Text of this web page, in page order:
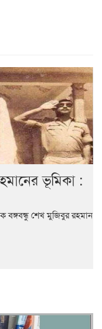
ভূমিকা :
শেখ মুজিবুর রহমান